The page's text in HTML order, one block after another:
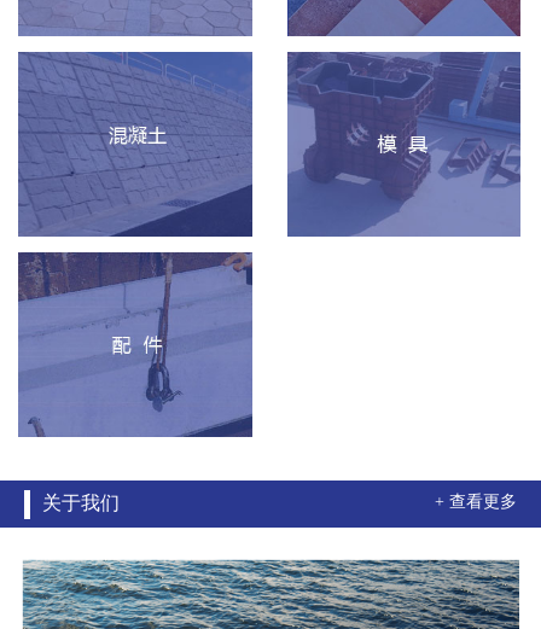
+ 查看更多
关于我们